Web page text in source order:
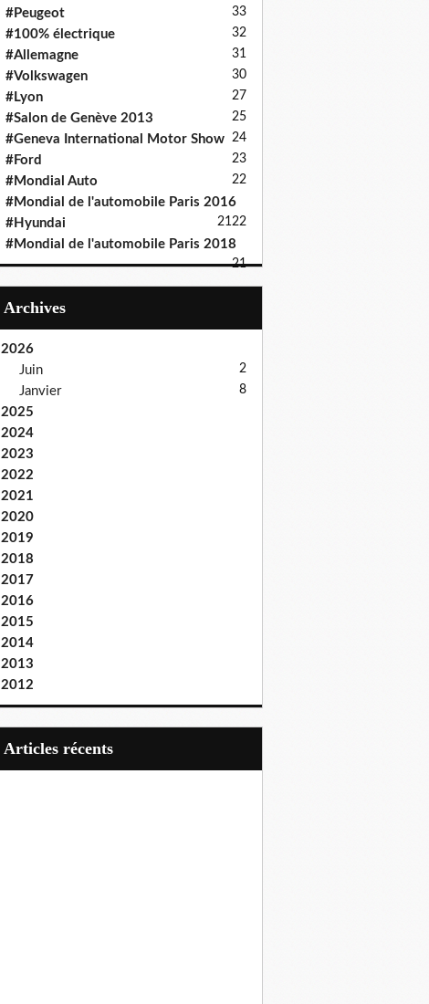
#Peugeot 33
#100% électrique 32
#Allemagne 31
#Volkswagen 30
#Lyon 27
#Salon de Genève 2013 25
#Geneva International Motor Show 24
#Ford 23
#Mondial Auto 22
#Mondial de l'automobile Paris 2016
22
#Hyundai 21
#Mondial de l'automobile Paris 2018
21
Archives
2026
Juin
2
Janvier 8
2025
2024
2023
2022
2021
2020
2019
2018
2017
2016
2015
2014
2013
2012
articles récents